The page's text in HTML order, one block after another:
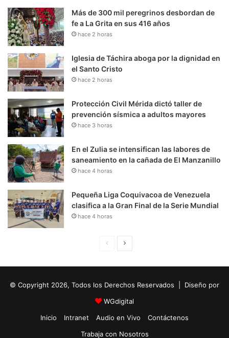
Más de 300 mil peregrinos desbordan de
fe a La Grita en sus 416 años
hace 2 horas
Iglesia de Táchira aboga por la dignidad en
el Santo Cristo
hace 2 horas
Protección Civil Mérida dictó taller de
prevención sísmica a adultos mayores
hace 3 horas
En el Zulia se intensifican las labores de
saneamiento en la cañada de El Manzanillo
hace 4 horas
Pequeña Liga Coquivacoa de Venezuela
clasifica a la Gran Final de la Serie Mundial
hace 4 horas
i
n
a
u
i
e
© Copyright 2026, Todos los Derechos Reservados | Diseño por
WGdigital
Inicio
Intranet Audio en Vivo
Contáctenos
Trabaja con Nosotros